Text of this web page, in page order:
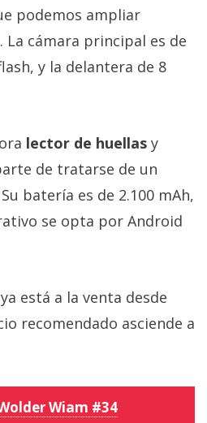
podemos ampliar
La cámara principal es de
y la delantera de 8
lector de huellas y
de tratarse de un
batería es de 2.100 mAh,
se opta por Android
está a la venta desde
recomendado asciende a
Wiam #34